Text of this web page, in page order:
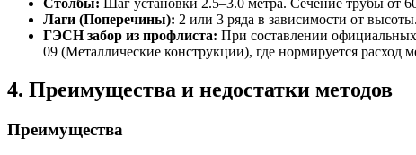
Столбы: Шаг установки 2.5–3.0 метра. Сечение трубы от
Лаги (Поперечины): 2 или 3 ряда в зависимости от
ГЭСН забор из профлиста: При составлении
09 (Металлические конструкции), где нормируется расход
4. Преимущества и недостатки методов
Преимущества